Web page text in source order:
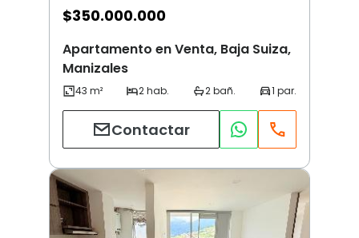
$350.000.000
Apartamento en Venta, Baja Suiza,
Manizales
Contactar